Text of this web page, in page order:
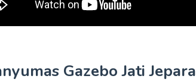
Gazebo Jati Jepara